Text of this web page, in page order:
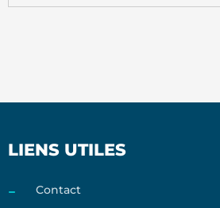
LIENS UTILES
Contact